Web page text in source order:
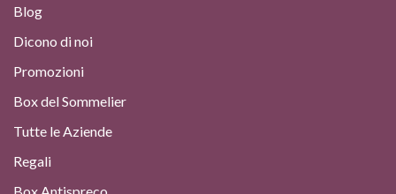
Blog
Dicono di noi
Promozioni
Box del Sommelier
Tutte le Aziende
Regali